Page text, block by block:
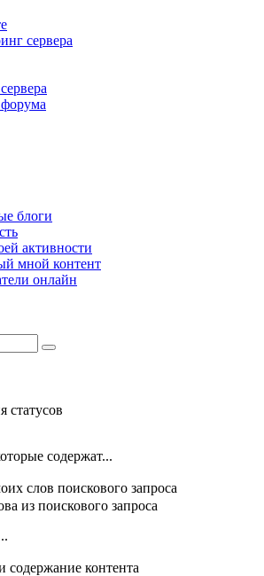
сервера
блоги
активности
мной контент
онлайн
статусов
содержат...
слов поискового запроса
из поискового запроса
содержание контента